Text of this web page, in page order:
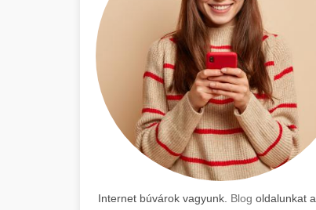
Internet búvárok vagyunk. Blog oldalunkat